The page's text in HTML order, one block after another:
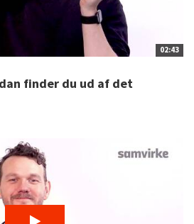
02:43
finder du ud af det